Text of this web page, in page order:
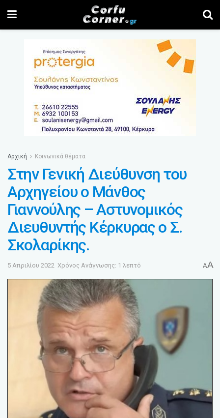
Αρχική Κοινωνικά θέματα
Στην Γενική Διεύθυνση του
Αρχηγείου ο Μάνθος
Γιαννούλης – Αστυνομικός
Διευθυντής Κέρκυρας ο Σ.
Σκολαρίκης.
5 Απριλίου 2022 Χρόνος Ανάγνωσης: 1 λεπτό AA